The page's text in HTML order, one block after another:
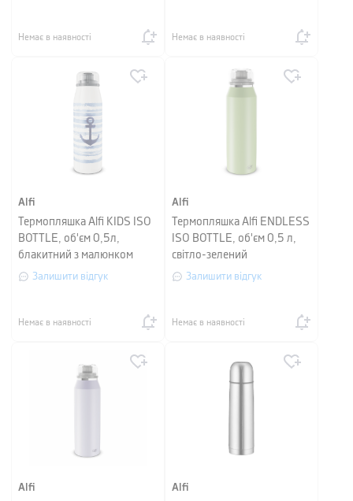
Немає в наявності Немає в наявності
Alfi
Термопляшка Alfi KIDS ISO
BOTTLE, об'єм 0,5л,
блакитний з малюнком
Залишити відгук
Немає в наявності
Alfi
Термопляшка Alfi ENDLESS
ISO BOTTLE, об'єм 0,5 л,
світло-зелений
Залишити відгук
Немає в наявності
Alfi
Alfi